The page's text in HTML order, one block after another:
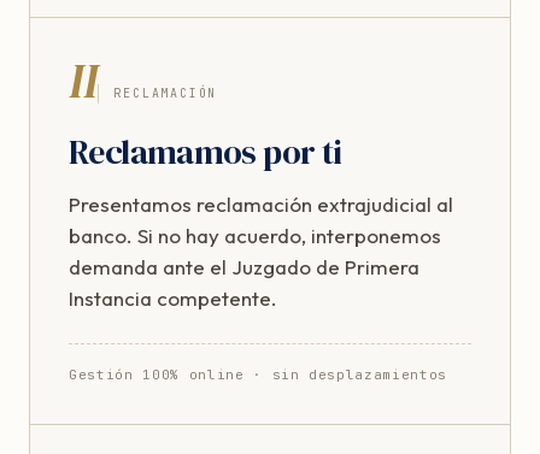
II RECLAMACIÓN
Reclamamos por ti
Presentamos reclamación extrajudicial al
banco. Si no hay acuerdo, interponemos
demanda ante el Juzgado de Primera
Instancia competente.
Gestión 100% online · sin desplazamientos